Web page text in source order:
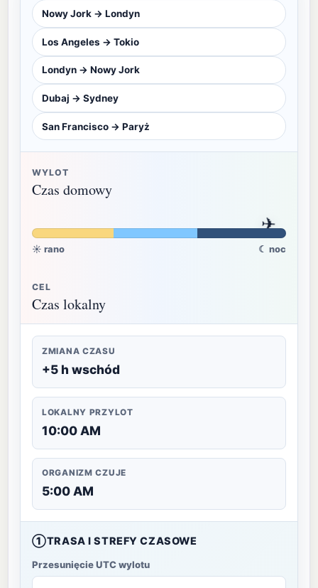
Nowy Jork → Londyn
Los Angeles → Tokio
Londyn → Nowy Jork
Dubaj → Sydney
San Francisco → Paryż
WYLOT
Czas domowy
✈
☀ rano ☾ noc
CEL
Czas lokalny
ZMIANA CZASU
+5 h wschód
LOKALNY PRZYLOT
10:00 AM
ORGANIZM CZUJE
5:00 AM
①TRASA I STREFY CZASOWE
Przesunięcie UTC wylotu